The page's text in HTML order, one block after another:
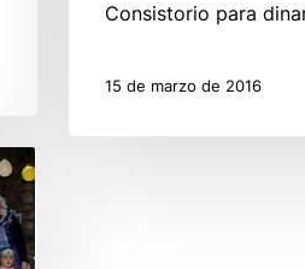
Consistorio para
15 de marzo de 2016